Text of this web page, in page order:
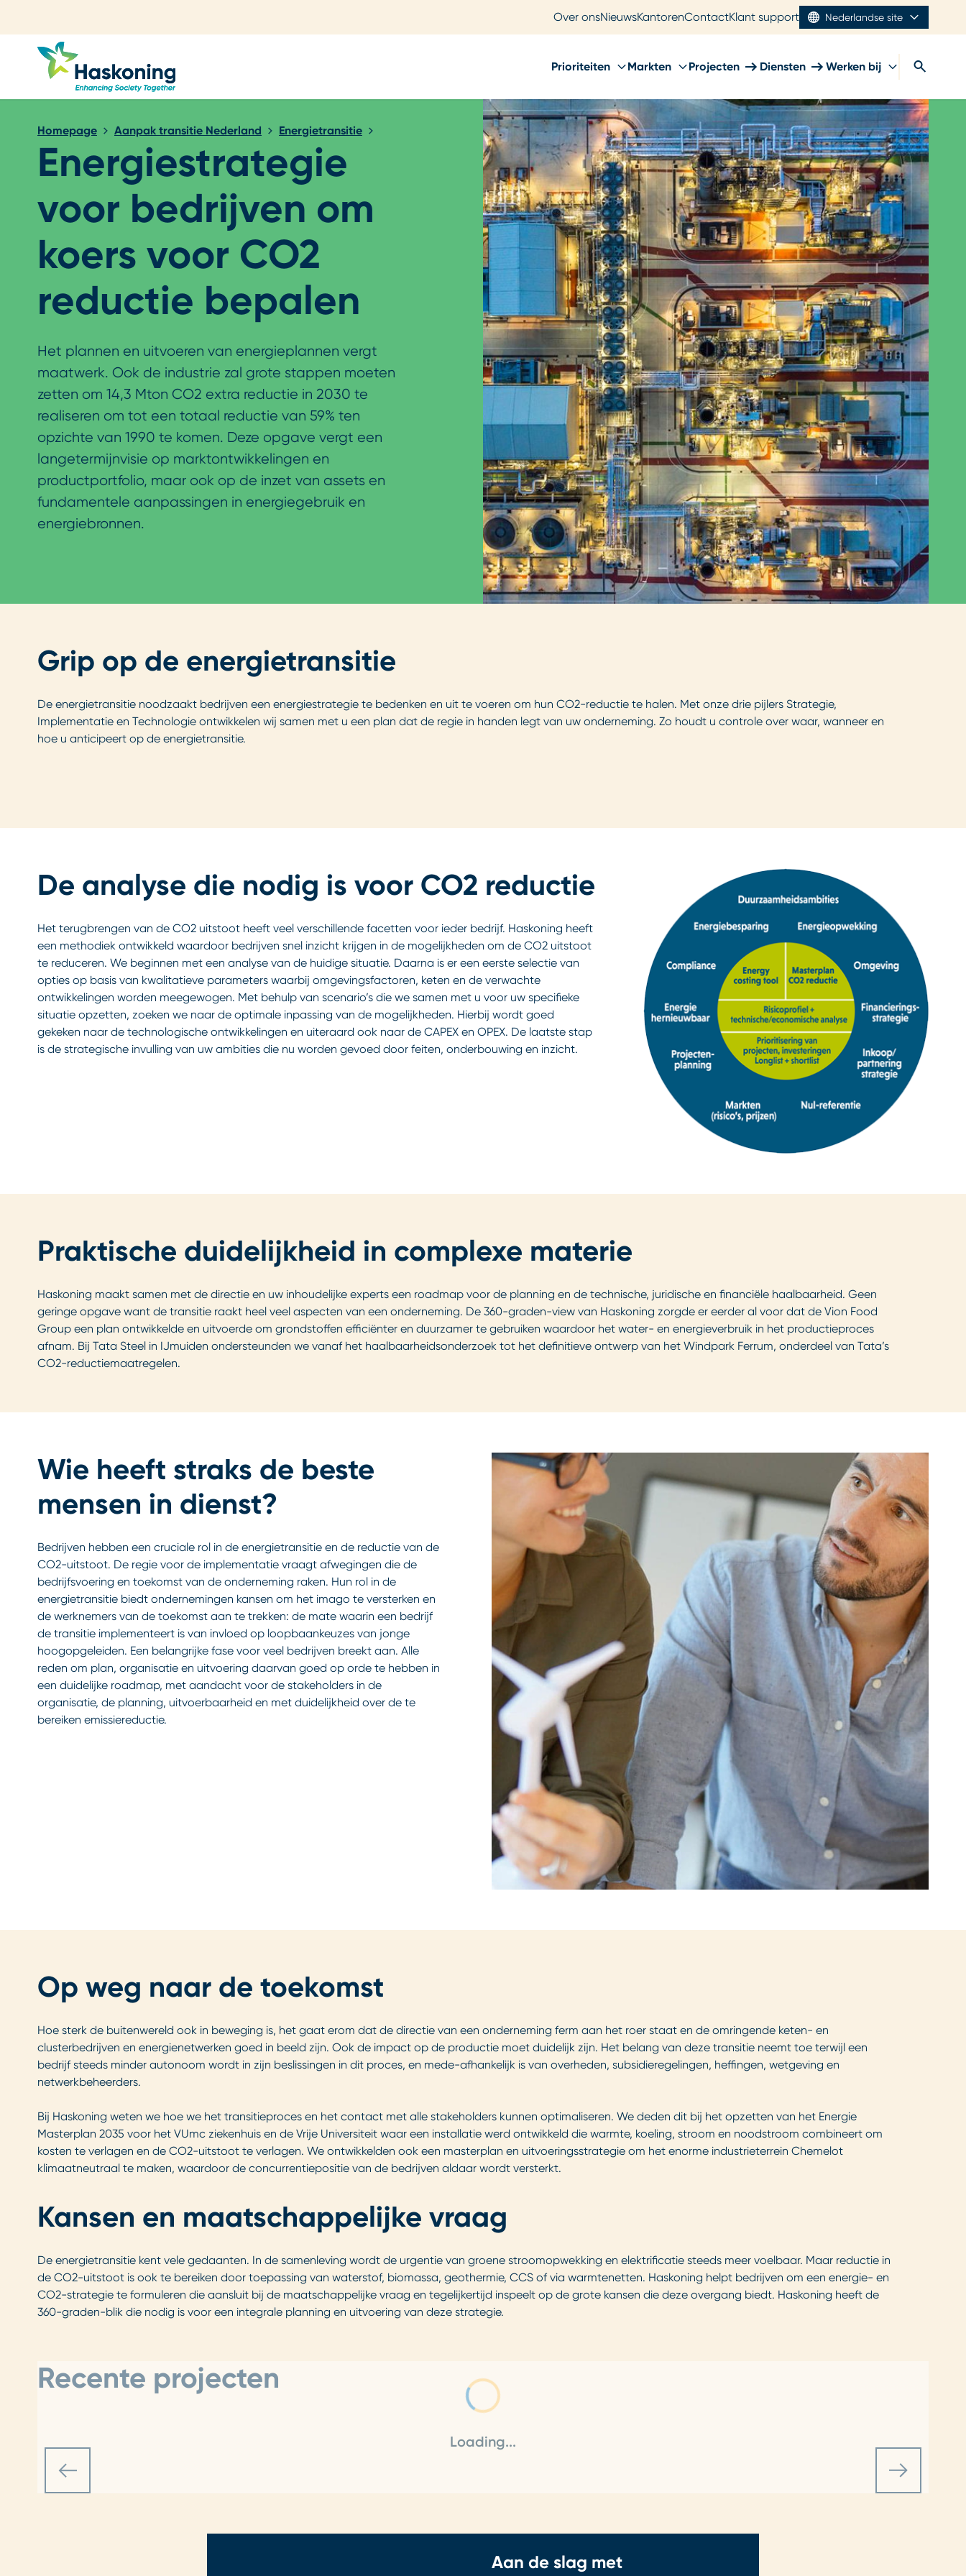
Over onsNieuwsKantorenContactKlant support Nederlandse site
Prioriteiten Markten Projecten Diensten Werken bij
Homepage Aanpak transitie Nederland Energietransitie
Energiestrategie
voor bedrijven om
koers voor CO2
reductie bepalen
Het plannen en uitvoeren van energieplannen vergt
maatwerk. Ook de industrie zal grote stappen moeten
zetten om 14,3 Mton CO2 extra reductie in 2030 te
realiseren om tot een totaal reductie van 59% ten
opzichte van 1990 te komen. Deze opgave vergt een
langetermijnvisie op marktontwikkelingen en
productportfolio, maar ook op de inzet van assets en
fundamentele aanpassingen in energiegebruik en
energiebronnen.
Grip op de energietransitie
De energietransitie noodzaakt bedrijven een energiestrategie te bedenken en uit te voeren om hun CO2-reductie te halen. Met onze drie pijlers Strategie,
Implementatie en Technologie ontwikkelen wij samen met u een plan dat de regie in handen legt van uw onderneming. Zo houdt u controle over waar, wanneer en
hoe u anticipeert op de energietransitie.
De analyse die nodig is voor CO2 reductie
Het terugbrengen van de CO2 uitstoot heeft veel verschillende facetten voor ieder bedrijf. Haskoning heeft
een methodiek ontwikkeld waardoor bedrijven snel inzicht krijgen in de mogelijkheden om de CO2 uitstoot
te reduceren. We beginnen met een analyse van de huidige situatie. Daarna is er een eerste selectie van
opties op basis van kwalitatieve parameters waarbij omgevingsfactoren, keten en de verwachte
ontwikkelingen worden meegewogen. Met behulp van scenario’s die we samen met u voor uw specifieke
situatie opzetten, zoeken we naar de optimale inpassing van de mogelijkheden. Hierbij wordt goed
gekeken naar de technologische ontwikkelingen en uiteraard ook naar de CAPEX en OPEX. De laatste stap
is de strategische invulling van uw ambities die nu worden gevoed door feiten, onderbouwing en inzicht.
Praktische duidelijkheid in complexe materie
Haskoning maakt samen met de directie en uw inhoudelijke experts een roadmap voor de planning en de technische, juridische en financiële haalbaarheid. Geen
geringe opgave want de transitie raakt heel veel aspecten van een onderneming. De 360-graden-view van Haskoning zorgde er eerder al voor dat de Vion Food
Group een plan ontwikkelde en uitvoerde om grondstoffen efficiënter en duurzamer te gebruiken waardoor het water- en energieverbruik in het productieproces
afnam. Bij Tata Steel in IJmuiden ondersteunden we vanaf het haalbaarheidsonderzoek tot het definitieve ontwerp van het Windpark Ferrum, onderdeel van Tata’s
CO2-reductiemaatregelen.
Wie heeft straks de beste
mensen in dienst?
Bedrijven hebben een cruciale rol in de energietransitie en de reductie van de
CO2-uitstoot. De regie voor de implementatie vraagt afwegingen die de
bedrijfsvoering en toekomst van de onderneming raken. Hun rol in de
energietransitie biedt ondernemingen kansen om het imago te versterken en
de werknemers van de toekomst aan te trekken: de mate waarin een bedrijf
de transitie implementeert is van invloed op loopbaankeuzes van jonge
hoogopgeleiden. Een belangrijke fase voor veel bedrijven breekt aan. Alle
reden om plan, organisatie en uitvoering daarvan goed op orde te hebben in
een duidelijke roadmap, met aandacht voor de stakeholders in de
organisatie, de planning, uitvoerbaarheid en met duidelijkheid over de te
bereiken emissiereductie.
Op weg naar de toekomst
Hoe sterk de buitenwereld ook in beweging is, het gaat erom dat de directie van een onderneming ferm aan het roer staat en de omringende keten- en
clusterbedrijven en energienetwerken goed in beeld zijn. Ook de impact op de productie moet duidelijk zijn. Het belang van deze transitie neemt toe terwijl een
bedrijf steeds minder autonoom wordt in zijn beslissingen in dit proces, en mede-afhankelijk is van overheden, subsidieregelingen, heffingen, wetgeving en
netwerkbeheerders.
Bij Haskoning weten we hoe we het transitieproces en het contact met alle stakeholders kunnen optimaliseren. We deden dit bij het opzetten van het Energie
Masterplan 2035 voor het VUmc ziekenhuis en de Vrije Universiteit waar een installatie werd ontwikkeld die warmte, koeling, stroom en noodstroom combineert om
kosten te verlagen en de CO2-uitstoot te verlagen. We ontwikkelden ook een masterplan en uitvoeringsstrategie om het enorme industrieterrein Chemelot
klimaatneutraal te maken, waardoor de concurrentiepositie van de bedrijven aldaar wordt versterkt.
Kansen en maatschappelijke vraag
De energietransitie kent vele gedaanten. In de samenleving wordt de urgentie van groene stroomopwekking en elektrificatie steeds meer voelbaar. Maar reductie in
de CO2-uitstoot is ook te bereiken door toepassing van waterstof, biomassa, geothermie, CCS of via warmtenetten. Haskoning helpt bedrijven om een energie- en
CO2-strategie te formuleren die aansluit bij de maatschappelijke vraag en tegelijkertijd inspeelt op de grote kansen die deze overgang biedt. Haskoning heeft de
360-graden-blik die nodig is voor een integrale planning en uitvoering van deze strategie.
Loading...
Recente projecten
Aan de slag met